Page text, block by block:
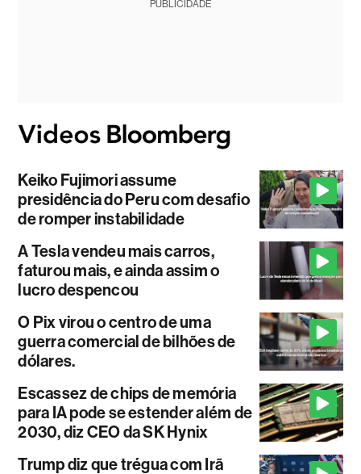
PUBLICIDADE
Keiko Fujimori assume
presidência do Peru com desafio
de romper instabilidade
A Tesla vendeu mais carros,
faturou mais, e ainda assim o
lucro despencou
O Pix virou o centro de uma
guerra comercial de bilhões de
dólares.
Escassez de chips de memória
para IA pode se estender além de
2030, diz CEO da SK Hynix
Trump diz que trégua com Irã